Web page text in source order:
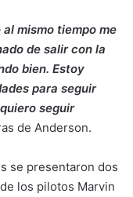
mismo tiempo me
de salir con la
bien. Estoy
para seguir
seguir
de Anderson.
se presentaron dos
los pilotos Marvin